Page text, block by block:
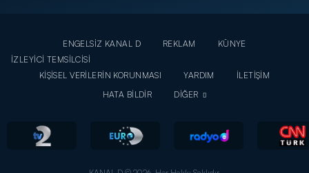
ENGELSİZ KANAL D REKLAM
KÜNYE
İZLEYİCİ TEMSİLCİSİ
KİŞİSEL VERİLERİN KORUNMASI
YARDIM
İLETİŞİM
HATA BİLDİR
DİĞER